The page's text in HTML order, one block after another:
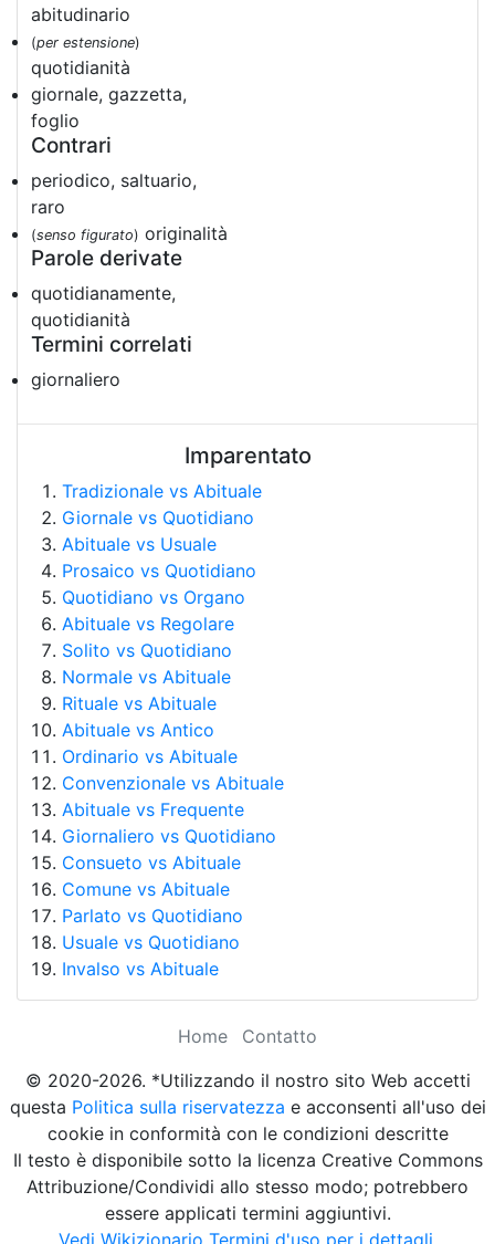
abitudinario
(per estensione)
quotidianità
giornale, gazzetta,
foglio
Contrari
periodico, saltuario,
raro
(senso figurato) originalità
Parole derivate
quotidianamente,
quotidianità
Termini correlati
giornaliero
Imparentato
Tradizionale vs Abituale
Giornale vs Quotidiano
Abituale vs Usuale
Prosaico vs Quotidiano
Quotidiano vs Organo
Abituale vs Regolare
Solito vs Quotidiano
Normale vs Abituale
Rituale vs Abituale
Abituale vs Antico
Ordinario vs Abituale
Convenzionale vs Abituale
Abituale vs Frequente
Giornaliero vs Quotidiano
Consueto vs Abituale
Comune vs Abituale
Parlato vs Quotidiano
Usuale vs Quotidiano
Invalso vs Abituale
Home
Contatto
© 2020-2026. *Utilizzando il nostro sito Web accetti
questa Politica sulla riservatezza e acconsenti all'uso dei
cookie in conformità con le condizioni descritte
Il testo è disponibile sotto la licenza Creative Commons
Attribuzione/Condividi allo stesso modo; potrebbero
essere applicati termini aggiuntivi.
Vedi Wikizionario Termini d'uso per i dettagli.